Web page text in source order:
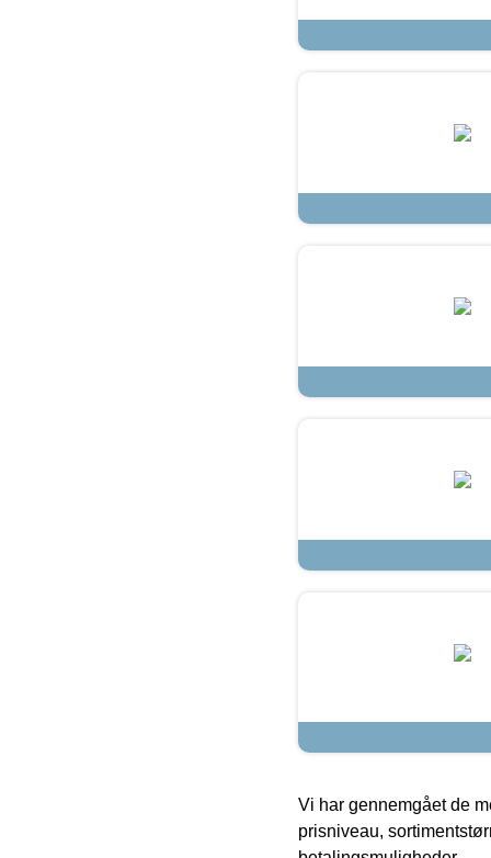
Vi har gennemgået de
prisniveau,